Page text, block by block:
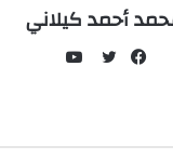
أحمد كيلاني